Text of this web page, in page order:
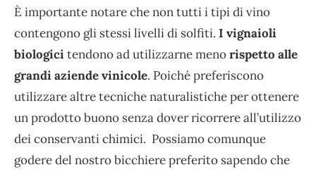
È importante notare che non tutti i tipi di vino
contengono gli stessi livelli di solfiti. I vignaioli
biologicitendono ad utilizzarne menorispetto alle
grandi aziende vinicole. Poiché preferiscono
utilizzare altre tecniche naturalistiche per ottenere
un prodotto buono senza dover ricorrere all’utilizzo
dei conservanti chimici. Possiamo comunque
godere del nostro bicchiere preferito sapendo che